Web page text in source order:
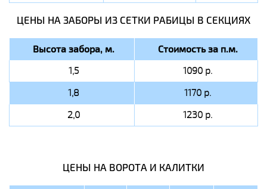
ЦЕНЫ НА ЗАБОРЫ ИЗ СЕТКИ РАБИЦЫ В СЕКЦИЯХ
Высота забора, м. Стоимость за п.м.
1,5
1090 р.
1,8
1170 р.
2,0
1230 р.
ЦЕНЫ НА ВОРОТА И КАЛИТКИ